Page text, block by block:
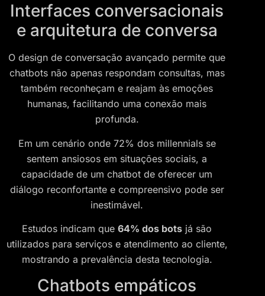
Interfaces conversacionais
e arquitetura de conversa
O design de conversação avançado permite que
chatbots não apenas respondam consultas, mas
também reconheçam e reajam às emoções
humanas, facilitando uma conexão mais
profunda.
Em um cenário onde 72% dos millennials se
sentem ansiosos em situações sociais, a
capacidade de um chatbot de oferecer um
diálogo reconfortante e compreensivo pode ser
inestimável.
Estudos indicam que 64% dos bots já são
utilizados para serviços e atendimento ao cliente,
mostrando a prevalência desta tecnologia.
Chatbots empáticos